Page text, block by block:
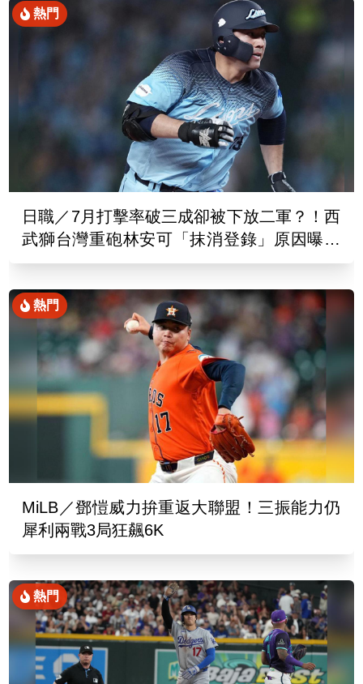
熱門
日職／7月打擊率破三成卻被下放二軍？！西
武獅台灣重砲林安可「抹消登錄」原因曝光
了
熱門
MiLB／鄧愷威力拚重返大聯盟！三振能力仍
犀利兩戰3局狂飆6K
熱門